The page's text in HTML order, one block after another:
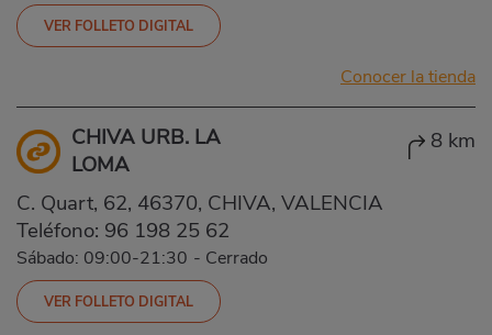
VER FOLLETO DIGITAL
Conocer la tienda
CHIVA URB. LA
LOMA
8 km
C. Quart, 62, 46370, CHIVA, VALENCIA
Teléfono: 96 198 25 62
Sábado: 09:00-21:30 - Cerrado
VER FOLLETO DIGITAL